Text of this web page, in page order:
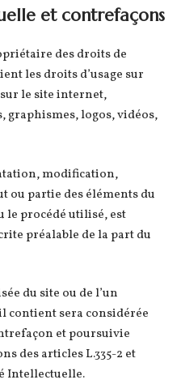
et contrefaçons
des droits de
les droits d’usage sur
le site internet,
graphismes, logos, vidéos,
modification,
ou partie des éléments du
le procédé utilisé, est
préalable de la part du
du site ou de l’un
contient sera considérée
et poursuivie
des articles L.335-2 et
Intellectuelle.